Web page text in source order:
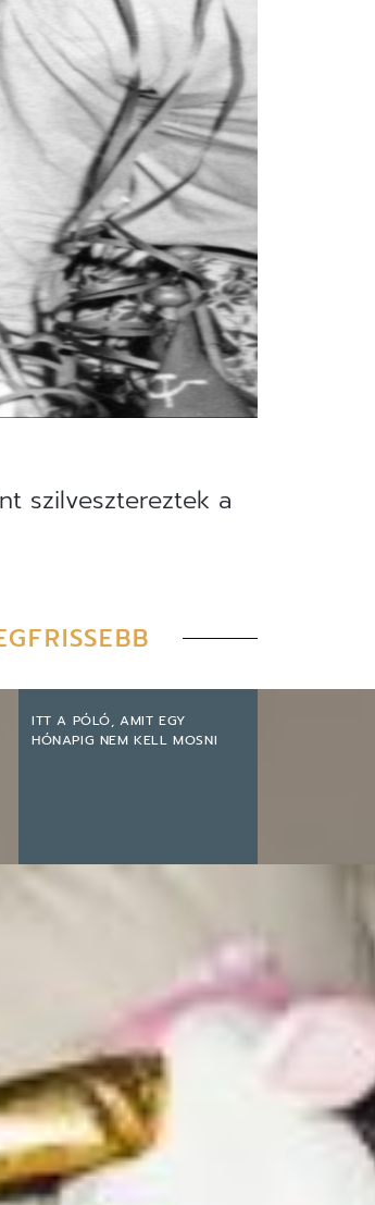
szilvesztereztek a
ITT A PÓLÓ, AMIT EGY
HÓNAPIG NEM KELL MOSNI